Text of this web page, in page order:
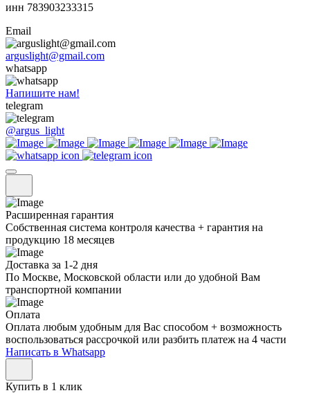
инн 783903233315
Email
arguslight@gmail.com
whatsapp
Напишите нам!
telegram
@argus_light
Расширенная гарантия
Собственная система контроля качества + гарантия на
продукцию 18 месяцев
Доставка за 1-2 дня
По Москве, Московской области или до удобной Вам
транспортной компании
Оплата
Оплата любым удобным для Вас способом + возможность
воспользоваться рассрочкой или разбить платеж на 4 части
Написать в Whatsapp
Купить в 1 клик